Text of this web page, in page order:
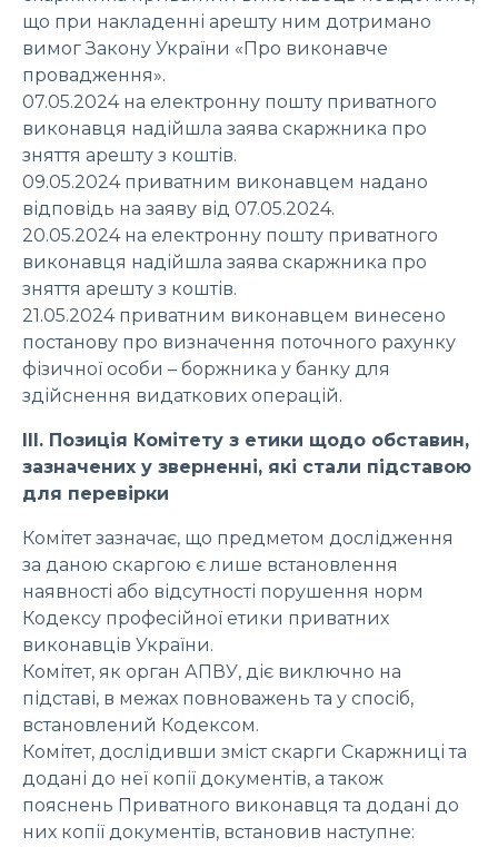
що при накладенні арешту ним дотримано
вимог Закону України «Про виконавче
провадження».
07.05.2024 на електронну пошту приватного
виконавця надійшла заява скаржника про
зняття арешту з коштів.
09.05.2024 приватним виконавцем надано
відповідь на заяву від 07.05.2024.
20.05.2024 на електронну пошту приватного
виконавця надійшла заява скаржника про
зняття арешту з коштів.
21.05.2024 приватним виконавцем винесено
постанову про визначення поточного рахунку
фізичної особи – боржника у банку для
здійснення видаткових операцій.
ІІІ. Позиція Комітету з етики щодо обставин,
зазначених у зверненні, які стали підставою
для перевірки
Комітет зазначає, що предметом дослідження
за даною скаргою є лише встановлення
наявності або відсутності порушення норм
Кодексу професійної етики приватних
виконавців України.
Комітет, як орган АПВУ, діє виключно на
підставі, в межах повноважень та у спосіб,
встановлений Кодексом.
Комітет, дослідивши зміст скарги Скаржниці та
додані до неї копії документів, а також
пояснень Приватного виконавця та додані до
них копії документів, встановив наступне: